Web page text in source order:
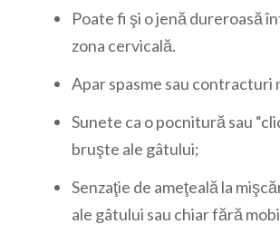
Poate fi şi o jenă dureroasă
zona cervicală.
Apar spasme sau contracturi
Sunete ca o pocnitură sau
bruşte ale gâtului;
Senzaţie de ameţeală la
ale gâtului sau chiar fără